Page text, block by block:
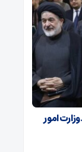
امور